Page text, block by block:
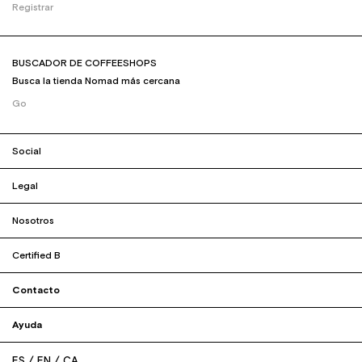
Registrar
BUSCADOR DE COFFEESHOPS
Busca la tienda Nomad más cercana
Go
Social
Legal
Nosotros
Certified B
Contacto
Ayuda